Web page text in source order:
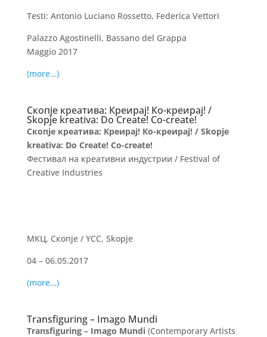
Testi: Antonio Luciano Rossetto, Federica Vettori
Palazzo Agostinelli, Bassano del Grappa
Maggio 2017
(more…)
Скопје креатива: Креирај! Ко-креирај! /
Skopje kreativa: Do Create! Co-create!
Скопје креатива: Креирај! Ко-креирај! / Skopje
kreativa: Do Create! Co-create!
Фестивал на креативни индустрии / Festival of
Creative Industries
МКЦ, Скопје / YCC, Skopje
04 – 06.05.2017
(more…)
Transfiguring – Imago Mundi
Transfiguring – Imago Mundi (Contemporary Artists